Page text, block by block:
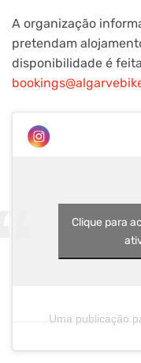
A organização
pretendam
disponibilidade é
Clique para